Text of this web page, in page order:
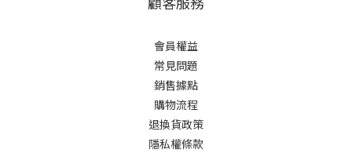
會員權益
常見問題
銷售據點
購物流程
退換貨政策
隱私權條款